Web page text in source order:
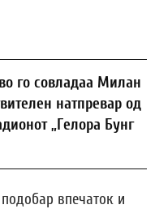
го совладаа Милан
натпревар од
„Гелора Бунг
впечаток и